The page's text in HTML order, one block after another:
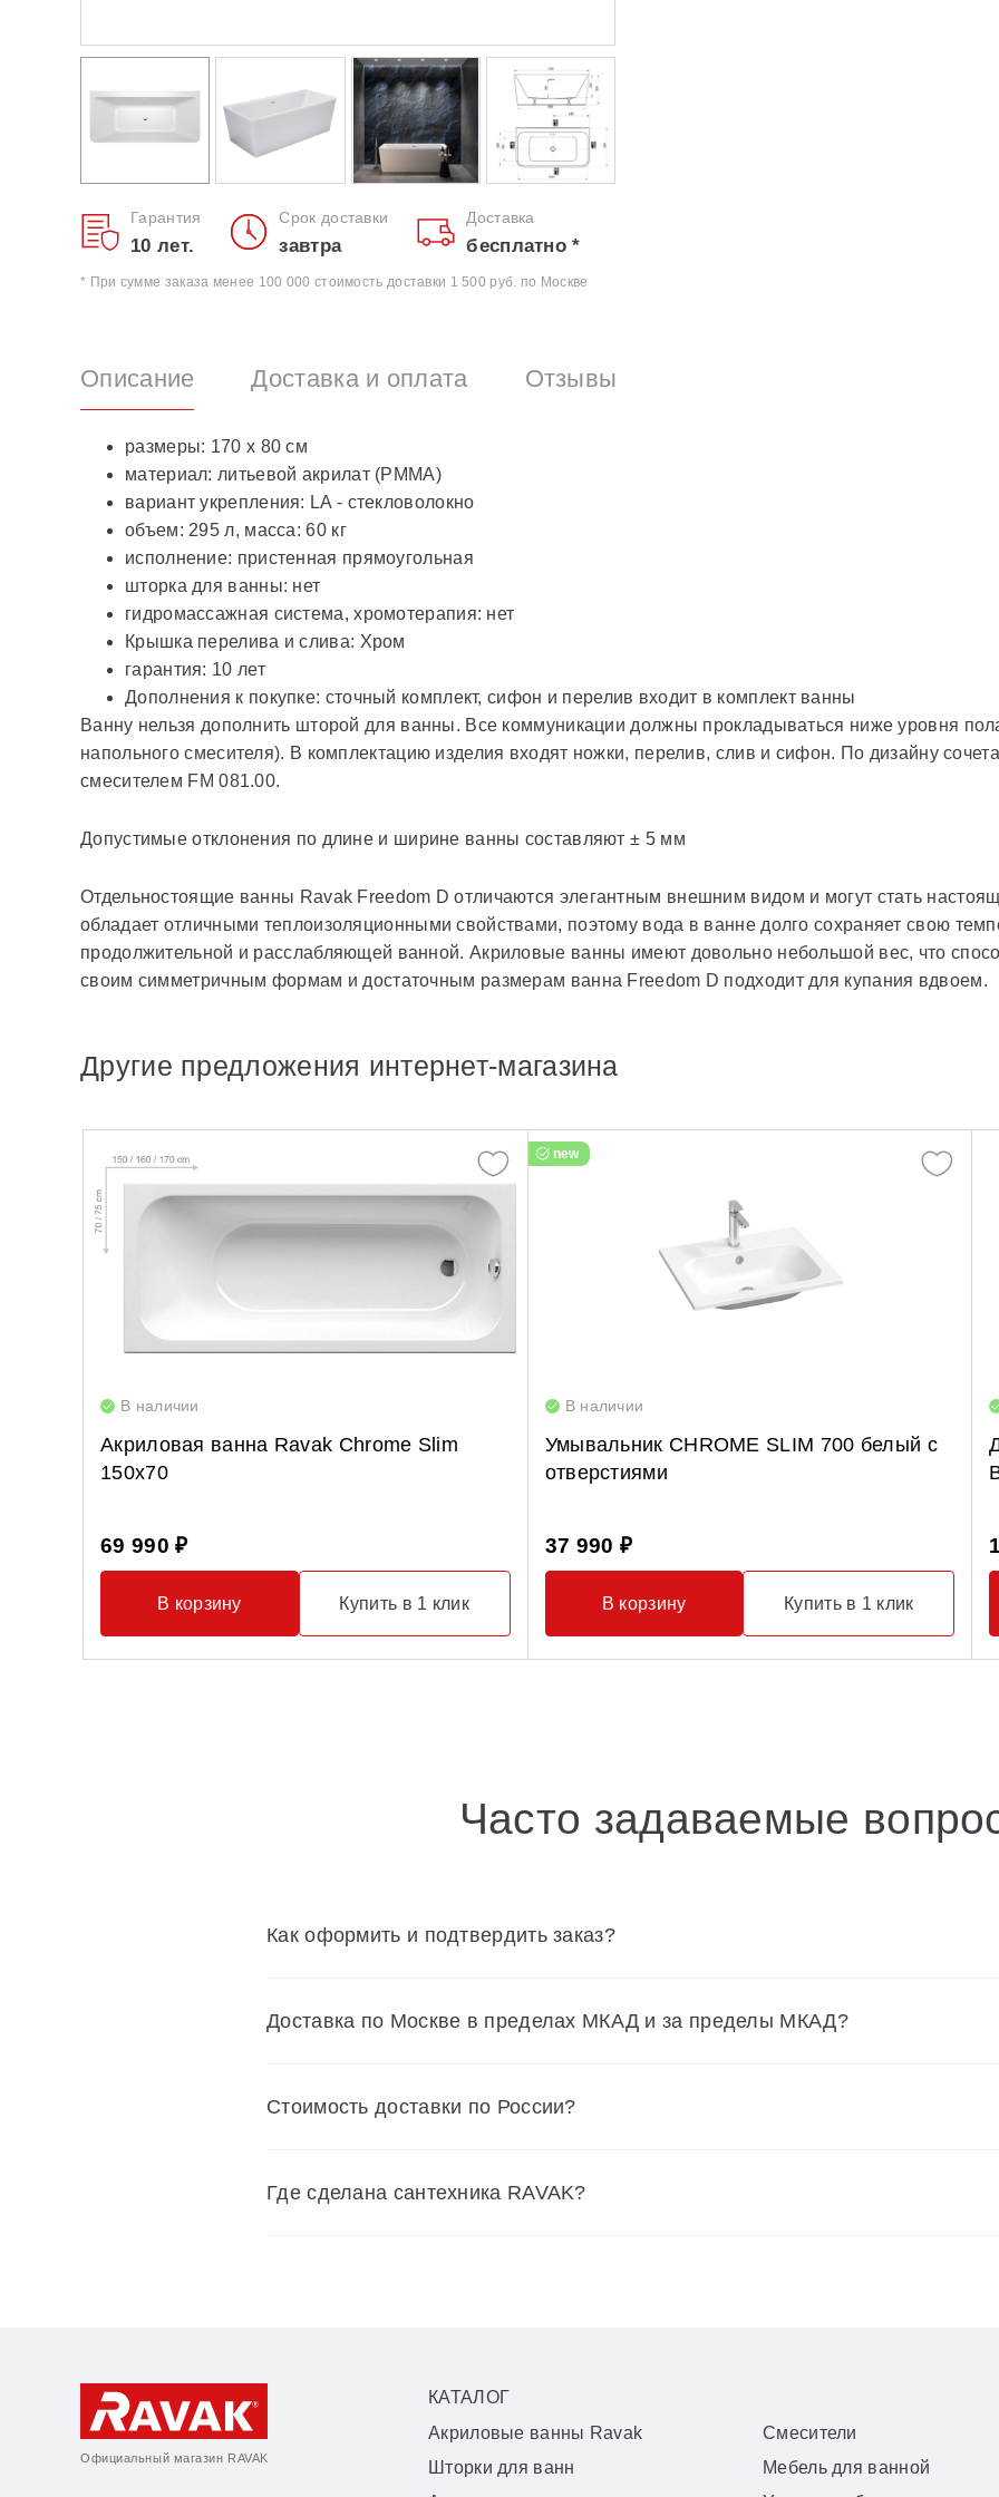
Гарантия
10 лет.
Срок доставки
завтра
Доставка
бесплатно *
* При сумме заказа менее 100 000 стоимость доставки 1 500 руб. по Москве
Описание Доставка и оплата Отзывы
размеры: 170 x 80 см
материал: литьевой акрилат (РММА)
вариант укрепления: LA - стекловолокно
объем: 295 л, масса: 60 кг
исполнение: пристенная прямоугольная
шторка для ванны: нет
гидромассажная система, хромотерапия: нет
Крышка перелива и слива: Хром
гарантия: 10 лет
Дополнения к покупке: сточный комплект, сифон и перелив входит в комплект ванны
Ванну нельзя дополнить шторой для ванны. Все коммуникации должны прокладываться ниже уровня
напольного смесителя). В комплектацию изделия входят ножки, перелив, слив и сифон. По дизайну
смесителем FM 081.00.
Допустимые отклонения по длине и ширине ванны составляют ± 5 мм
Отдельностоящие ванны Ravak Freedom D отличаются элегантным внешним видом и могут стать
обладает отличными теплоизоляционными свойствами, поэтому вода в ванне долго сохраняет свою
продолжительной и расслабляющей ванной. Акриловые ванны имеют довольно небольшой вес, что
своим симметричным формам и достаточным размерам ванна Freedom D подходит для купания вдвоем.
Другие предложения интернет-магазина
В наличии
Акриловая ванна Ravak Chrome Slim
150х70
69 990 ₽
В корзину Купить в 1 клик
new
В наличии
Умывальник CHROME SLIM 700 белый с
отверстиями
37 990 ₽
В корзину Купить в 1 клик
Часто задаваемые
Как оформить и подтвердить заказ?
Доставка по Москве в пределах МКАД и за пределы МКАД?
Cтоимость доставки по России?
Где сделана сантехника RAVAK?
Официальный магазин RAVAK
КАТАЛОГ
Акриловые ванны Ravak
Смесители
Шторки для ванн
Мебель для ванной